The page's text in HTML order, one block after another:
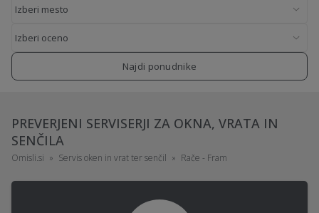
Najdi ponudnike
PREVERJENI SERVISERJI ZA OKNA, VRATA IN
SENČILA
Omisli.si Servis oken in vrat ter senčil Rače - Fram